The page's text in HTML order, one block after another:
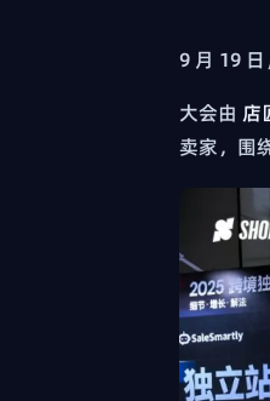
9 月 19 日
大会由 店
卖家，围